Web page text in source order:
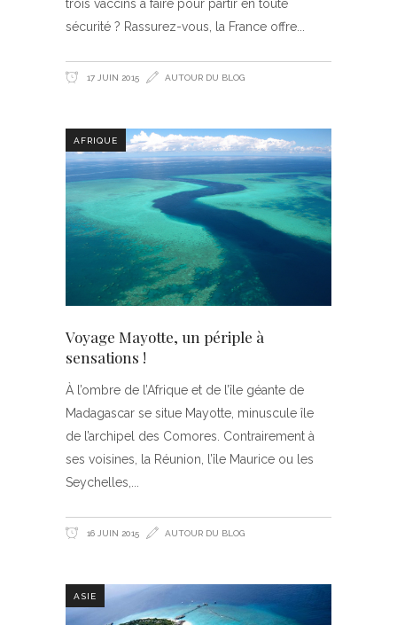
trois vaccins à faire pour partir en toute
sécurité ? Rassurez-vous, la France offre
17 JUIN 2015 AUTOUR DU BLOG
AFRIQUE
Voyage Mayotte, un périple à
sensations !
À l’ombre de l’Afrique et de l’île géante de
Madagascar se situe Mayotte, minuscule île
de l’archipel des Comores. Contrairement à
ses voisines, la Réunion, l’île Maurice ou les
Seychelles,
16 JUIN 2015 AUTOUR DU BLOG
ASIE